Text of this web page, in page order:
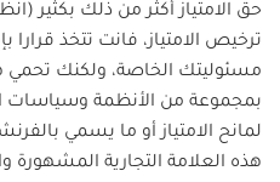
حق الامتياز أكثر من ذلك بكثير
ترخيص الامتياز، فانت تتخذ
مسئوليتك الخاصة، ولكنك تحمي
بمجموعة من الأنظمة وسياسات
لمانح الامتياز أو ما يسمي
هذه العلامة التجارية المشهورة